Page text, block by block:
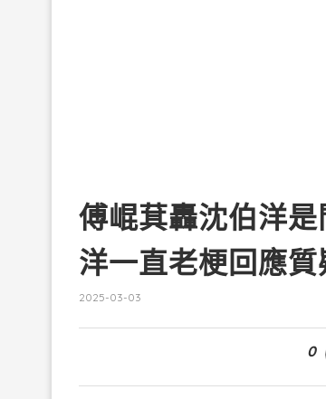
傅崐萁轟沈伯洋
洋一直老梗回應
2025-03-03
0